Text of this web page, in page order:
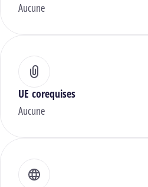
Aucune
UE corequises
Aucune